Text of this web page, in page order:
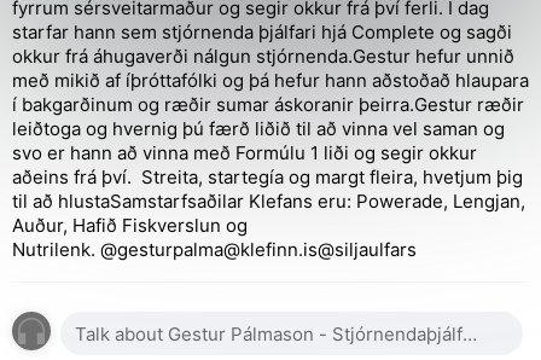
fyrrum sérsveitarmaður og segir okkur frá því ferli. Í dag
starfar hann sem stjórnenda þjálfari hjá Complete og sagði
okkur frá áhugaverði nálgun stjórnenda.Gestur hefur unnið
með mikið af íþróttafólki og þá hefur hann aðstoðað hlaupara
í bakgarðinum og ræðir sumar áskoranir þeirra.Gestur ræðir
leiðtoga og hvernig þú færð liðið til að vinna vel saman og
svo er hann að vinna með Formúlu 1 liði og segir okkur
aðeins frá því. Streita, startegía og margt fleira, hvetjum þig
til að hlustaSamstarfsaðilar Klefans eru: Powerade, Lengjan,
Auður, Hafið Fiskverslun og
Nutrilenk. @gesturpalma@klefinn.is@siljaulfars